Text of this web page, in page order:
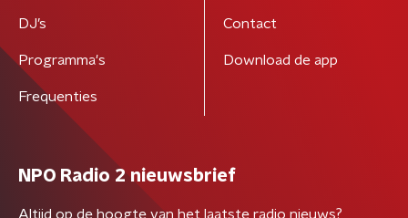
DJ’s
Programma's
Frequenties
Contact
Download de app
NPO Radio 2 nieuwsbrief
Altijd op de hoogte van het laatste radio nieuws?